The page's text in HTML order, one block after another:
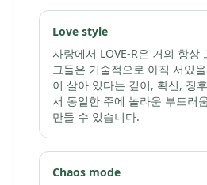
Love style
사랑에서 LOVE-R은 거의 항상
그들은 기술적으로 아직 서있
이 살아 있다는 깊이, 확신, 징
서 동일한 주에 놀라운 부드러
만들 수 있습니다.
Chaos mode